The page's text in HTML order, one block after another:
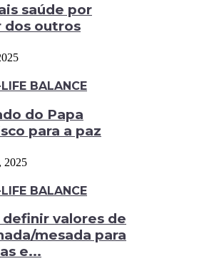
saúde por
dos outros
BALANCE
do Papa
para a paz
2025
BALANCE
definir valores de
mesada para
e...